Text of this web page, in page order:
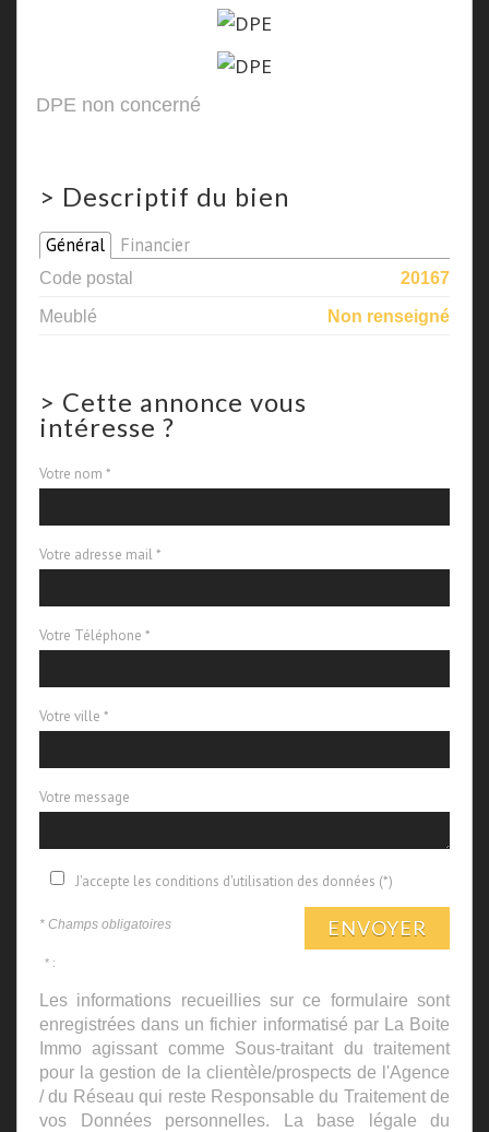
DPE non concerné
> Descriptif du bien
Général Financier
Code postal
20167
Meublé
Non renseigné
> Cette annonce vous
intéresse ?
Votre nom *
Votre adresse mail *
Votre Téléphone *
Votre ville *
Votre message
J'accepte les conditions d'utilisation des données (*)
* Champs obligatoires ENVOYER
* :
Les informations recueillies sur ce formulaire sont
enregistrées dans un fichier informatisé par La Boite
Immo agissant comme Sous-traitant du traitement
pour la gestion de la clientèle/prospects de l'Agence
/ du Réseau qui reste Responsable du Traitement de
vos Données personnelles. La base légale du